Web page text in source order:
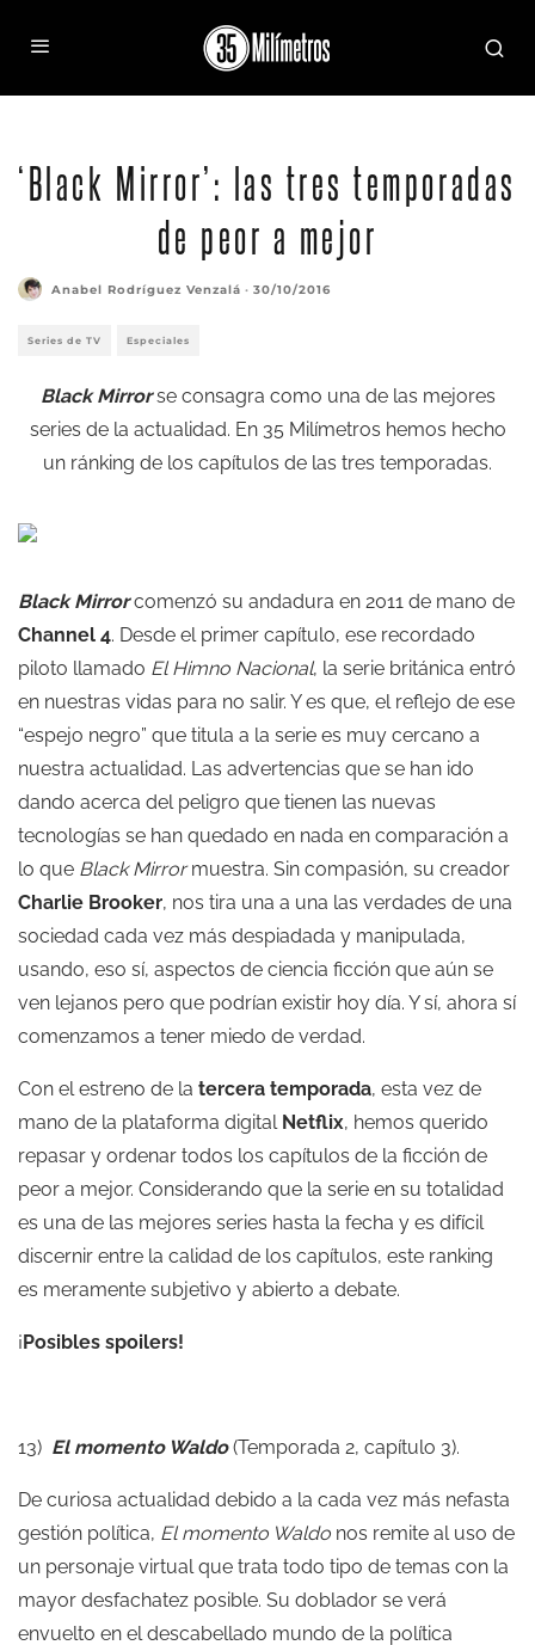
‘Black Mirror’: las tres temporadas
de peor a mejor
Anabel Rodríguez Venzalá · 30/10/2016
Series de TV Especiales
Black Mirrorse consagra como una de las mejores
series de la actualidad. En 35 Milímetros hemos hecho
un ránking de los capítulos de las tres temporadas.
Black Mirrorcomenzó su andadura en 2011 de mano de
Channel 4. Desde el primer capítulo, ese recordado
piloto llamado El Himno Nacional, la serie británica entró
en nuestras vidas para no salir. Y es que, el reflejo de ese
“espejo negro” que titula a la serie es muy cercano a
nuestra actualidad. Las advertencias que se han ido
dando acerca del peligro que tienen las nuevas
tecnologías se han quedado en nada en comparación a
lo que Black Mirrormuestra. Sin compasión, su creador
Charlie Brooker, nos tira una a una las verdades de una
sociedad cada vez más despiadada y manipulada,
usando, eso sí, aspectos de ciencia ficción que aún se
ven lejanos pero que podrían existir hoy día. Y sí, ahora sí
comenzamos a tener miedo de verdad.
Con el estreno de la tercera temporada, esta vez de
mano de la plataforma digital Netflix, hemos querido
repasar y ordenar todos los capítulos de la ficción de
peor a mejor. Considerando que la serie en su totalidad
es una de las mejores series hasta la fecha y es difícil
discernir entre la calidad de los capítulos, este ranking
es meramente subjetivo y abierto a debate.
¡Posibles spoilers!
13) El momento Waldo(Temporada 2, capítulo 3).
De curiosa actualidad debido a la cada vez más nefasta
gestión política, El momento Waldo nos remite al uso de
un personaje virtual que trata todo tipo de temas con la
mayor desfachatez posible. Su doblador se verá
envuelto en el descabellado mundo de la política